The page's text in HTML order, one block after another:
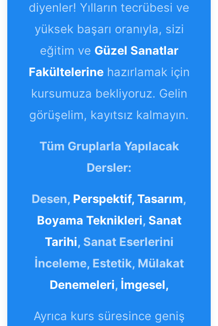
diyenler! Yılların tecrübesi ve
yüksek başarı oranıyla, sizi
eğitim ve Güzel Sanatlar
Fakültelerinehazırlamak için
kursumuza bekliyoruz. Gelin
görüşelim, kayıtsız kalmayın.
Tüm Gruplarla Yapılacak
Dersler:
Desen, Perspektif, Tasarım,
Boyama Teknikleri, Sanat
Tarihi, Sanat Eserlerini
İnceleme, Estetik, Mülakat
Denemeleri, İmgesel,
Ayrıca kurs süresince geniş